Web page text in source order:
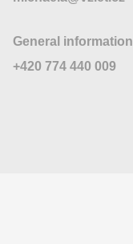
General information
+420 774 440 009